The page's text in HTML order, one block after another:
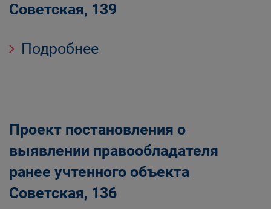
Советская, 139
Подробнее
Проект постановления о
выявлении правообладателя
ранее учтенного объекта
Советская, 136